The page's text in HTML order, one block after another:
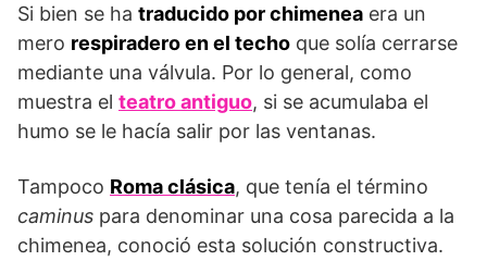
Si bien se ha traducido por chimenea era un
mero respiradero en el techo que solía cerrarse
mediante una válvula. Por lo general, como
muestra el teatro antiguo, si se acumulaba el
humo se le hacía salir por las ventanas.
Tampoco Roma clásica, que tenía el término
caminus para denominar una cosa parecida a la
chimenea, conoció esta solución constructiva.